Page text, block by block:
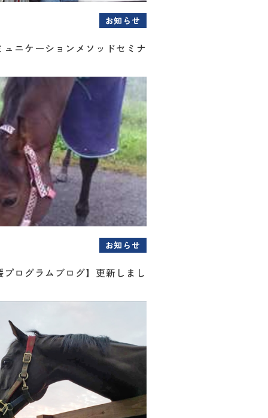
お知らせ
ュニケーションメソッドセミナ
お知らせ
ログラムブログ】更新しまし